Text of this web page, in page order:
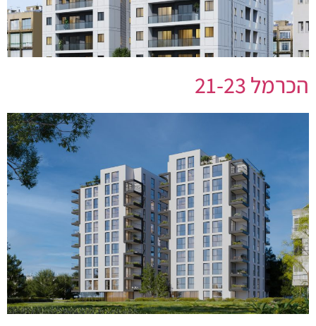
הכרמל 21-23